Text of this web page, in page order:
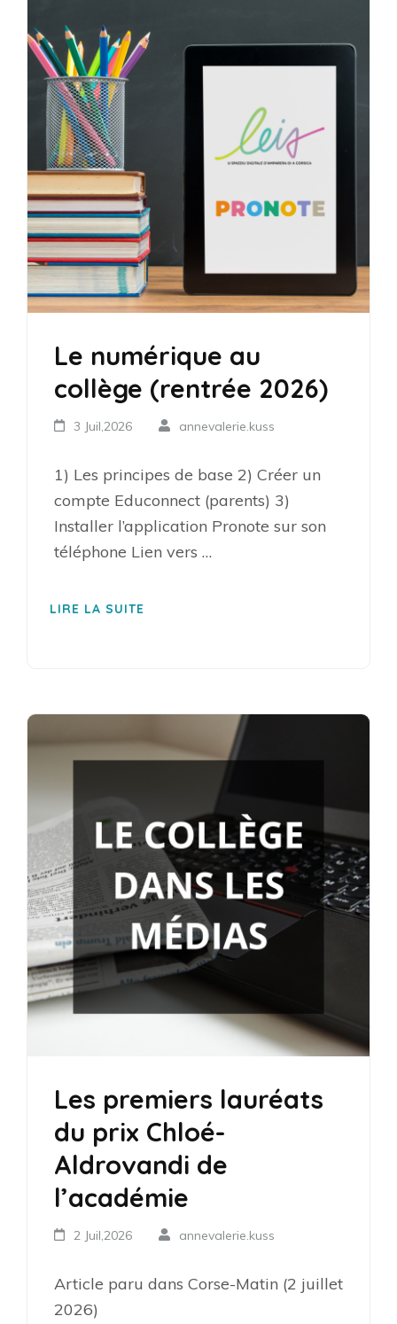
Le numérique au
collège (rentrée 2026)
3 Juil,2026 annevalerie.kuss
1) Les principes de base 2) Créer un
compte Educonnect (parents) 3)
Installer l’application Pronote sur son
téléphone Lien vers …
LIRE LA SUITE
Les premiers lauréats
du prix Chloé-
Aldrovandi de
l’académie
2 Juil,2026 annevalerie.kuss
Article paru dans Corse-Matin (2 juillet
2026)